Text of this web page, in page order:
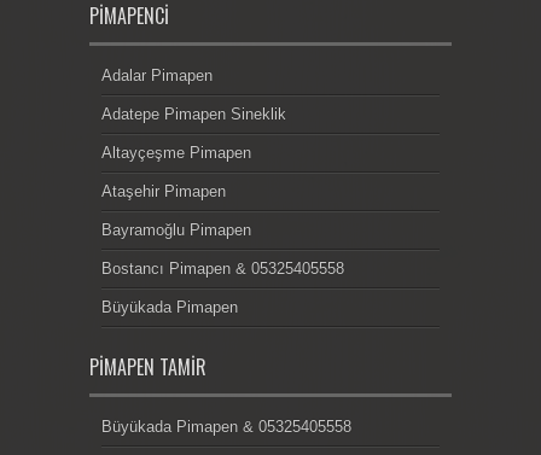
PIMAPENCI
Adalar Pimapen
Adatepe Pimapen Sineklik
Altayçeşme Pimapen
Ataşehir Pimapen
Bayramoğlu Pimapen
Bostancı Pimapen & 05325405558
Büyükada Pimapen
PIMAPEN TAMIR
Büyükada Pimapen & 05325405558